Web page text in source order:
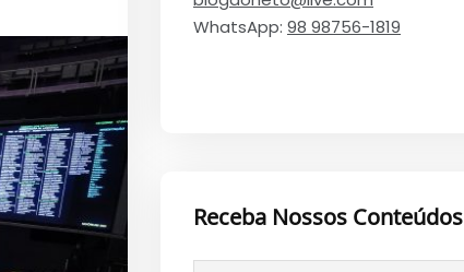
WhatsApp: 98 98756-1819
Receba Nossos Conteúdos